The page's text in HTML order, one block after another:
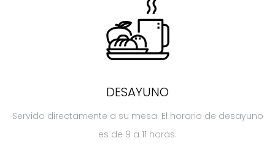
DESAYUNO
Servido directamente a su mesa. El horario de desayuno
es de 9 a 11 horas.